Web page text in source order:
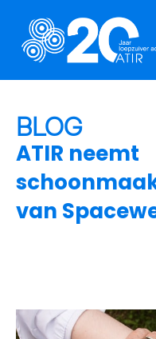
BLOG
ATIR neemt
van